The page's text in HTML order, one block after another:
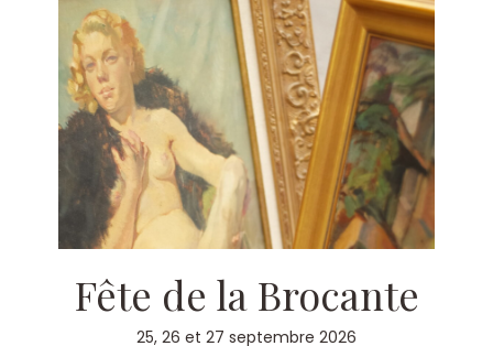
Fête de la Brocante
25, 26 et 27 septembre 2026